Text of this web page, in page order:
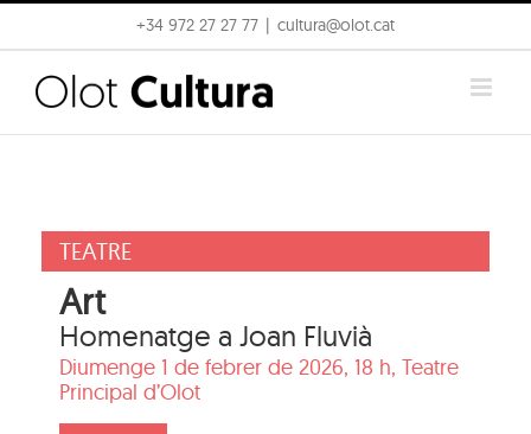
to
content
+34 972 27 27 77 cultura@olot.cat
TEATRE
Art
Homenatge a Joan Fluvià
Diumenge 1 de febrer de 2026, 18 h, Teatre
Principal d’Olot